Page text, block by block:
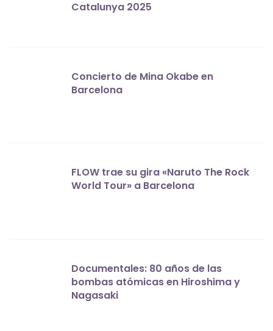
Catalunya 2025
Concierto de Mina Okabe en
Barcelona
FLOW trae su gira «Naruto The Rock
World Tour» a Barcelona
Documentales: 80 años de las
bombas atómicas en Hiroshima y
Nagasaki